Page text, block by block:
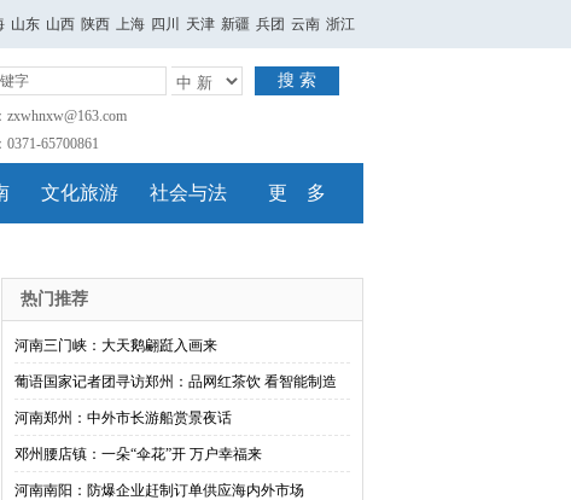
山东 山西 陕西 上海 四川 天津 新疆 兵团 云南 浙江
搜 索
65700861
文化旅游 社会与法 更 多
热门推荐
河南三门峡：大天鹅翩跹入画来
葡语国家记者团寻访郑州：品网红茶饮 看智能制造
河南郑州：中外市长游船赏景夜话
邓州腰店镇：一朵“伞花”开 万户幸福来
河南南阳：防爆企业赶制订单供应海内外市场